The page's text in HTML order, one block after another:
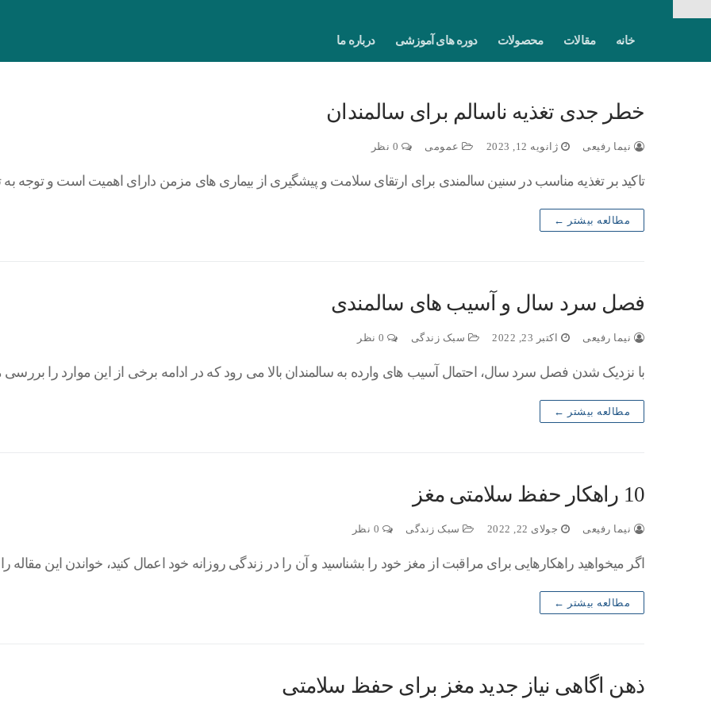
خانه مقالات محصولات دوره های آموزشی درباره ما
خطر جدی تغذیه ناسالم برای سالمندان
نیما رفیعی ژانویه 12, 2023 عمومی
تاکید بر تغذیه مناسب در سنین سالمندی برای ارتقای سلامت و پیشگیری از بیماری های مزمن دارای اهمیت است و توجه به
مطالعه بیشتر ←
فصل سرد سال و آسیب های سالمندی
نیما رفیعی اکتبر 23, 2022 سبک زندگی
با نزدیک شدن فصل سرد سال، احتمال آسیب های وارده به سالمندان بالا می رود که در ادامه برخی از این موارد را
مطالعه بیشتر ←
10 راهکار حفظ سلامتی مغز
نیما رفیعی جولای 22, 2022 سبک زندگی
اگر میخواهید راهکارهایی برای مراقبت از مغز خود را بشناسید و آن را در زندگی روزانه خود اعمال کنید، خواندن این مقاله
مطالعه بیشتر ←
ذهن اگاهی نیاز جدید مغز برای حفظ سلامتی